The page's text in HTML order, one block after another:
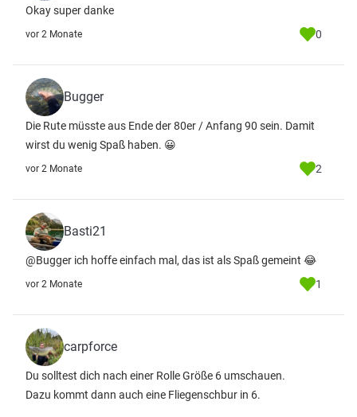
Okay super danke
vor 2 Monate 0
Bugger
Die Rute müsste aus Ende der 80er / Anfang 90 sein. Damit
wirst du wenig Spaß haben. 😀
vor 2 Monate 2
Basti21
@Bugger ich hoffe einfach mal, das ist als Spaß gemeint 😂
vor 2 Monate 1
carpforce
Du solltest dich nach einer Rolle Größe 6 umschauen.
Dazu kommt dann auch eine Fliegenschbur in 6.